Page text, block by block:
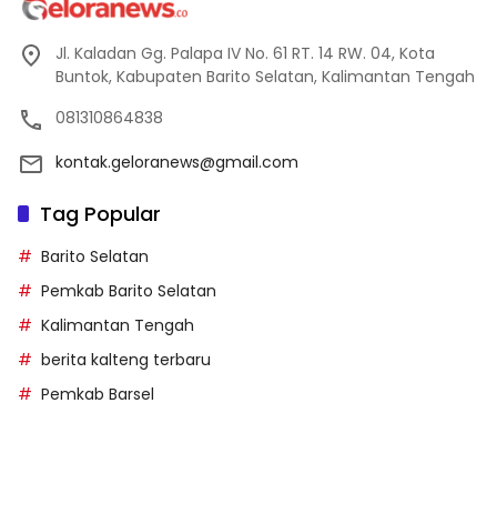
Jl. Kaladan Gg. Palapa IV No. 61 RT. 14 RW. 04, Kota
Buntok, Kabupaten Barito Selatan, Kalimantan Tengah
081310864838
kontak.geloranews@gmail.com
Tag Popular
Barito Selatan
Pemkab Barito Selatan
Kalimantan Tengah
berita kalteng terbaru
Pemkab Barsel